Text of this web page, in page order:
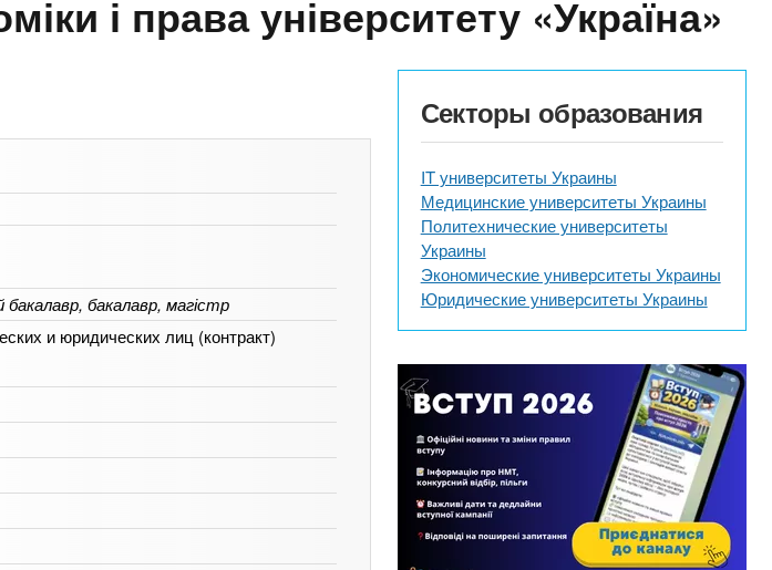
і права університету «Україна»
бакалавр, магістр
и юридических лиц (контракт)
Секторы образования
IT университеты Украины
Медицинские университеты Украины
Политехнические университеты
Украины
Экономические университеты Украины
Юридические университеты Украины